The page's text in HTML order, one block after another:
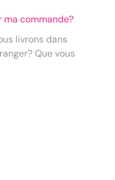
commande?
livrons dans
Que vous